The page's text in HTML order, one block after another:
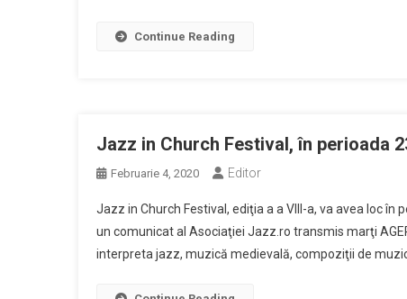
Continue Reading
Jazz in Church Festival, în perioada
Februarie 4, 2020 Editor
Jazz in Church Festival, ediţia a a VIII-a, va avea loc
un comunicat al Asociaţiei Jazz.ro transmis marţi
interpreta jazz, muzică medievală, compoziţii de